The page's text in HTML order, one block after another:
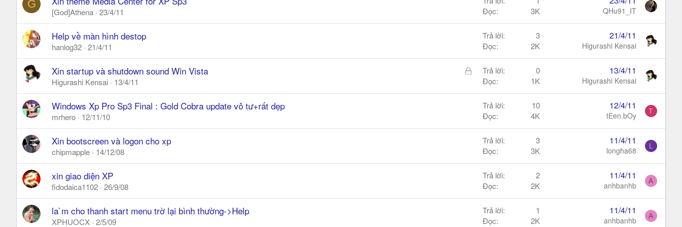
G
[God]Athena 23/4/11
Đọc
3K QHu91_IT
Help về màn hình destop
hanlog32 21/4/11
Trả lời
3
Đọc
2K
21/4/11
Higurashi Kensai
Đ
k
a
Xin startup và shutdown sound Win Vista
Higurashi Kensai 13/4/11
Trả lời
0
Đọc
1K
13/4/11
Higurashi Kensai
Windows Xp Pro Sp3 Final : Gold Cobra update vô tư+rất dẹp
mrhero 12/11/10
Trả lời
10
Đọc
4K
12/4/11
tEen.bOy T
Xin bootscreen và logon cho xp
chipmapple 14/12/08
Trả lời
3
Đọc
3K
11/4/11
longha68 L
xin giao diện XP
fidodaica1102 26/9/08
Trả lời
2
Đọc
2K
11/4/11
anhbanhb A
la`m cho thanh start menu trờ lại bình thường->Help
XPHUOCX 2/5/09
Trả lời
1
Đọc
2K
11/4/11
anhbanhb A